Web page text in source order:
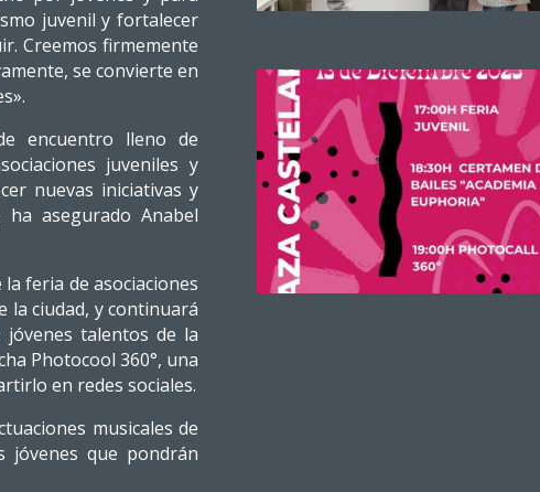
juvenil y fortalecer
Creemos firmemente
se convierte en
encuentro lleno de
juveniles y
nuevas iniciativas y
asegurado Anabel
feria de asociaciones
la ciudad, y continuará
talentos de la
Photocool 360°, una
en redes sociales.
musicales de
jóvenes que pondrán